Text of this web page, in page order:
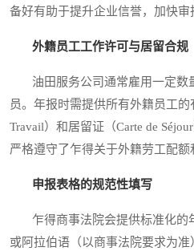
备好有助于提升企业信誉，加快审
外籍员工工作许可与居留合规
油田服务公司通常雇用一定数
员。年报时需提供所有外籍员工的
Travail）和居留证（Carte de
严格遵守了乍得关于外籍劳工配额
申报表格的规范性填写
乍得商事法院会提供标准化的
或阿拉伯语（以商事法院要求为